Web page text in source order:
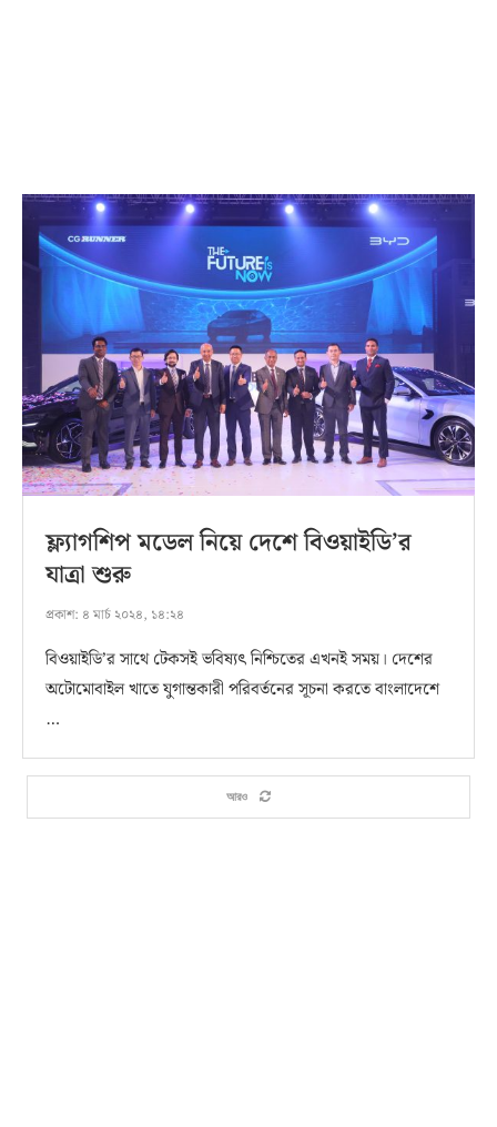
ফ্ল্যাগশিপ মডেল নিয়ে দেশে বিওয়াইডি’র
যাত্রা শুরু
প্রকাশ: ৪ মার্চ ২০২৪, ১৪:২৪
বিওয়াইডি’র সাথে টেকসই ভবিষ্যৎ নিশ্চিতের এখনই সময়। দেশের
অটোমোবাইল খাতে যুগান্তকারী পরিবর্তনের সূচনা করতে বাংলাদেশে
…
আরও